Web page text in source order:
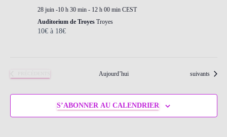
28 juin -10 h 30 min- 12 h 00 min CEST
Auditorium de Troyes Troyes
10€ à 18€
Aujourd’hui Évènements
suivants
S’ABONNER AU CALENDRIER